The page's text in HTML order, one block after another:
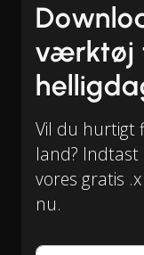
værktøj
Vil du hurtigt
land? Indtast
vores gratis
nu.